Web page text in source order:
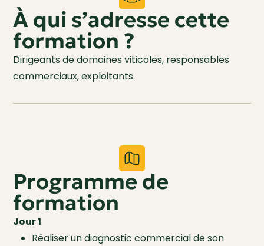
À qui s’adresse cette
formation ?
Dirigeants de domaines viticoles, responsables
commerciaux, exploitants.
Programme de
formation
Jour 1
Réaliser un diagnostic commercial de son